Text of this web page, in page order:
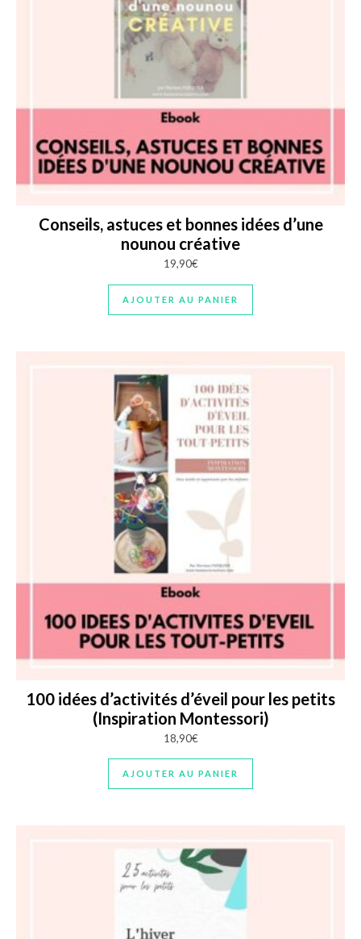
Conseils, astuces et bonnes idées d’une
nounou créative
19,90€
AJOUTER AU PANIER
100 idées d’activités d’éveil pour les petits
(Inspiration Montessori)
18,90€
AJOUTER AU PANIER